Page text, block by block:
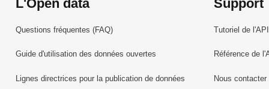
L'Open data
Questions fréquentes (FAQ)
Guide d'utilisation des données ouvertes
Lignes directrices pour la publication de données
Support
Tutoriel de l'API
Référence de
Nous contacter